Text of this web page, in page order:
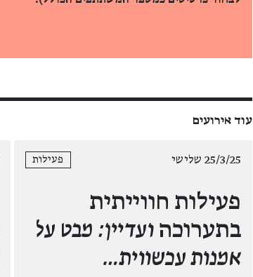
עוד אירועים
25/3/25 שלישי פעילות
פעילות חווייתית
בתערוכה ועדיין: מבט על
אמנות עכשווית…